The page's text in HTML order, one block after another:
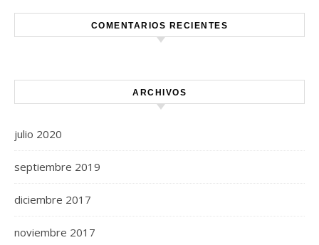
COMENTARIOS RECIENTES
ARCHIVOS
julio 2020
septiembre 2019
diciembre 2017
noviembre 2017